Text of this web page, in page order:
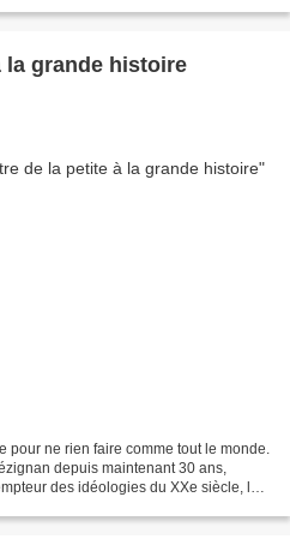
la grande histoire
pour ne rien faire comme tout le monde.
depuis maintenant 30 ans,
des idéologies du XXe siècle, le